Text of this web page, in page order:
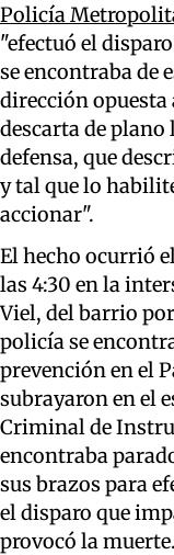
Policía
"efectuó el
se encontraba de
dirección
descarta de
defensa, que
y tal que lo
accionar".
El hecho ocurrió
las 4:30 en la
Viel, del barrio
policía se
prevención en el
subrayaron en el
Criminal de
encontraba
sus brazos para
el disparo que
provocó la